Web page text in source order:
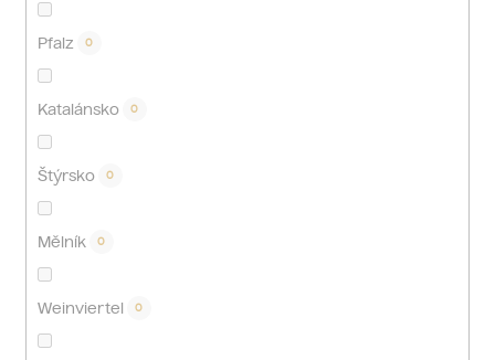
Pfalz 0
Katalánsko 0
Štýrsko 0
Mělník 0
Weinviertel 0